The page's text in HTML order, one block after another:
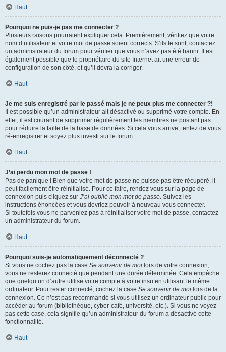
Haut
Pourquoi ne puis-je pas me connecter ?
Plusieurs raisons pourraient expliquer cela. Premièrement, vérifiez que votre
nom d’utilisateur et votre mot de passe soient corrects. S’ils le sont, contactez
un administrateur du forum pour vérifier que vous n’avez pas été banni. Il est
également possible que le propriétaire du site Internet ait une erreur de
configuration de son côté, et qu’il devra la corriger.
Haut
Je me suis enregistré par le passé mais je ne peux plus me connecter ?!
Il est possible qu’un administrateur ait désactivé ou supprimé votre compte. En
effet, il est courant de supprimer régulièrement les membres ne postant pas
pour réduire la taille de la base de données. Si cela vous arrive, tentez de vous
ré-enregistrer et soyez plus investi sur le forum.
Haut
J’ai perdu mon mot de passe !
Pas de panique ! Bien que votre mot de passe ne puisse pas être récupéré, il
peut facilement être réinitialisé. Pour ce faire, rendez vous sur la page de
connexion puis cliquez sur J’ai oublié mon mot de passe. Suivez les
instructions énoncées et vous devriez pouvoir à nouveau vous connecter.
Si toutefois vous ne parveniez pas à réinitialiser votre mot de passe, contactez
un administrateur du forum.
Haut
Pourquoi suis-je automatiquement déconnecté ?
Si vous ne cochez pas la case Se souvenir de moi lors de votre connexion,
vous ne resterez connecté que pendant une durée déterminée. Cela empêche
que quelqu’un d’autre utilise votre compte à votre insu en utilisant le même
ordinateur. Pour rester connecté, cochez la case Se souvenir de moi lors de la
connexion. Ce n’est pas recommandé si vous utilisez un ordinateur public pour
accéder au forum (bibliothèque, cyber-café, université, etc.). Si vous ne voyez
pas cette case, cela signifie qu’un administrateur du forum a désactivé cette
fonctionnalité.
Haut